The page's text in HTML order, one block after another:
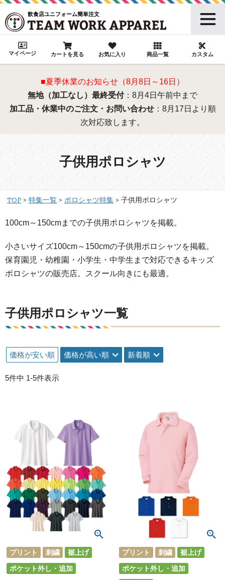
飲食店ユニフォーム簡単注文
マイページ カートを見る お気に入り 商品一覧 カスタム
■夏季休業のお知らせ（8月8日～16日）
無地（加工なし）最終受付：8月4日午前中まで
加工品・休業中のご注文・お問い合わせ：8月17日より順
次対応致します。
子供用ポロシャツ
TOP 特集一覧 ポロシャツ特集 子供用ポロシャツ
100cm～150cmまでの子供用ポロシャツを掲載。
小さいサイズ100cm～150cmの子供用ポロシャツを掲載。
保育園児・幼稚園・小学生・中学生まで対応できるキッズ
ポロシャツの販売店。スクール向きにも最適。
子供用ポロシャツ一覧
価格が安い順 価格が高い順 新着順
5件中 1-5件表示
プリント 刺繍
裾上げ
ポケット外し・追加
プリント 刺繍
裾上げ
ポケット外し・追加